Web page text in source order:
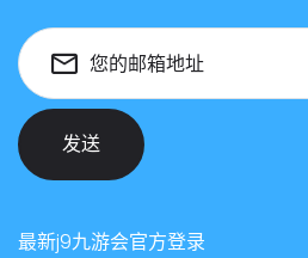
您的邮箱地址
发送
最新j9九游会官方登录